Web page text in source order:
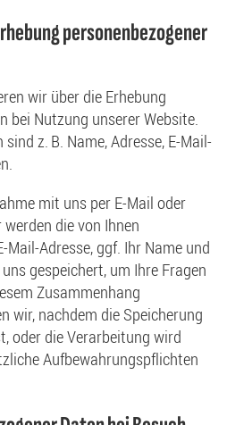
personenbezogener
wir über die Erhebung
bei Nutzung unserer Website.
z. B. Name, Adresse, E-Mail-
mit uns per E-Mail oder
die von Ihnen
Adresse, ggf. Ihr Name und
gespeichert, um Ihre Fragen
Zusammenhang
wir, nachdem die Speicherung
oder die Verarbeitung wird
Aufbewahrungspflichten